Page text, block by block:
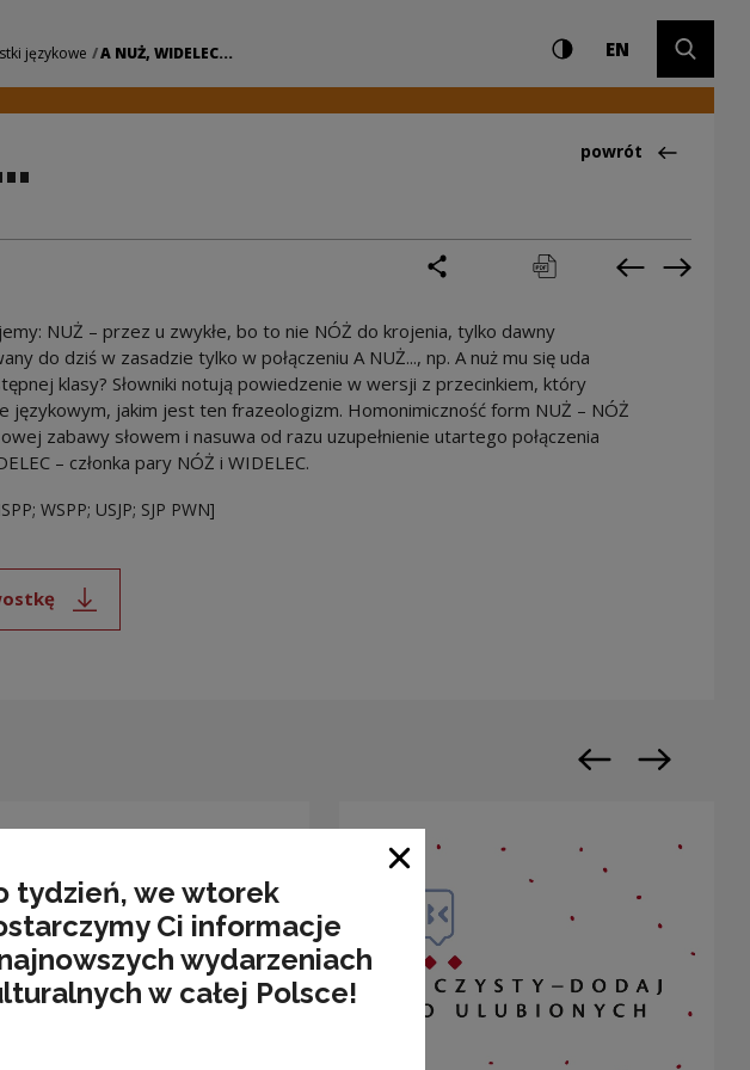
Kultury
językowe A NUŻ, WIDELEC... Ustawienia iWysoki kontrast
ENCHANGE
Powrót
powrót
podziel się
drukuj pobierz Poprzednia
NUŻ – przez u zwykłe, bo to nie NÓŻ do krojenia, tylko dawny
do dziś w zasadzie tylko w połączeniu A NUŻ..., np. A nuż mu się uda
klasy? Słowniki notują powiedzenie w wersji z przecinkiem, który
językowym, jakim jest ten frazeologizm. Homonimiczność form NUŻ – NÓŻ
zabawy słowem i nasuwa od razu uzupełnienie utartego połączenia
– członka pary NÓŻ i WIDELEC.
WSPP; USJP; SJP PWN]
link zostanie otwarty w nowym oknie
Poprzedni slajd
Następny
tydzień, we wtorek
Ci informacje
wydarzeniach
w całej Polsce!